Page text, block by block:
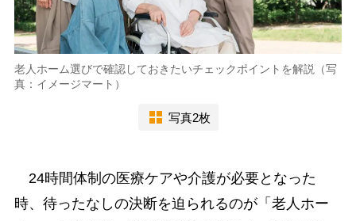
老人ホーム選びで確認しておきたいチェックポイントを解説（写
真：イメージマート）
写真2枚
24時間体制の医療ケアや介護が必要となった
時、待ったなしの決断を迫られるのが「老人ホー